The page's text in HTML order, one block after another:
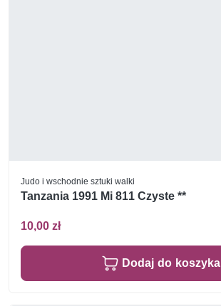
Judo i wschodnie sztuki walki
Tanzania 1991 Mi 811 Czyste **
10,00 zł
Dodaj do koszyka